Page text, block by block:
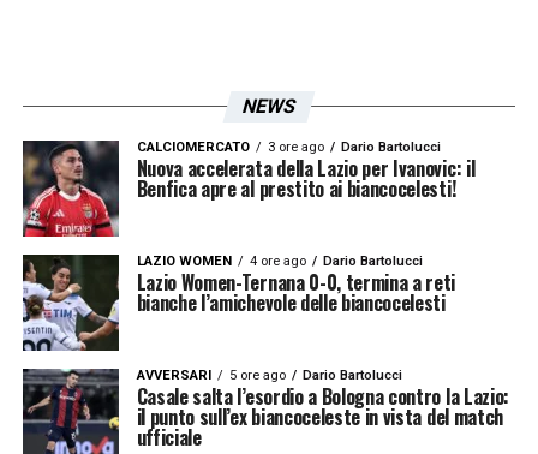
NEWS
CALCIOMERCATO 3 ore ago Dario Bartolucci
Nuova accelerata della Lazio per Ivanovic: il
Benfica apre al prestito ai biancocelesti!
LAZIO WOMEN 4 ore ago Dario Bartolucci
Lazio Women-Ternana 0-0, termina a reti
bianche l’amichevole delle biancocelesti
AVVERSARI 5 ore ago Dario Bartolucci
Casale salta l’esordio a Bologna contro la Lazio:
il punto sull’ex biancoceleste in vista del match
ufficiale